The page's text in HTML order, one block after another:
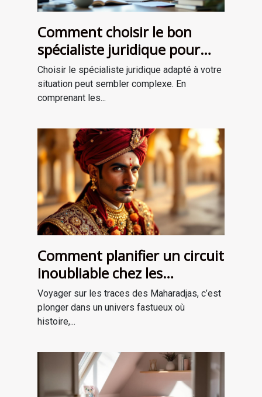
Comment choisir le bon
spécialiste juridique pour
vos besoins ?
Choisir le spécialiste juridique adapté à votre
situation peut sembler complexe. En
comprenant les...
Comment planifier un circuit
inoubliable chez les
Maharadjas ?
Voyager sur les traces des Maharadjas, c’est
plonger dans un univers fastueux où
histoire,...